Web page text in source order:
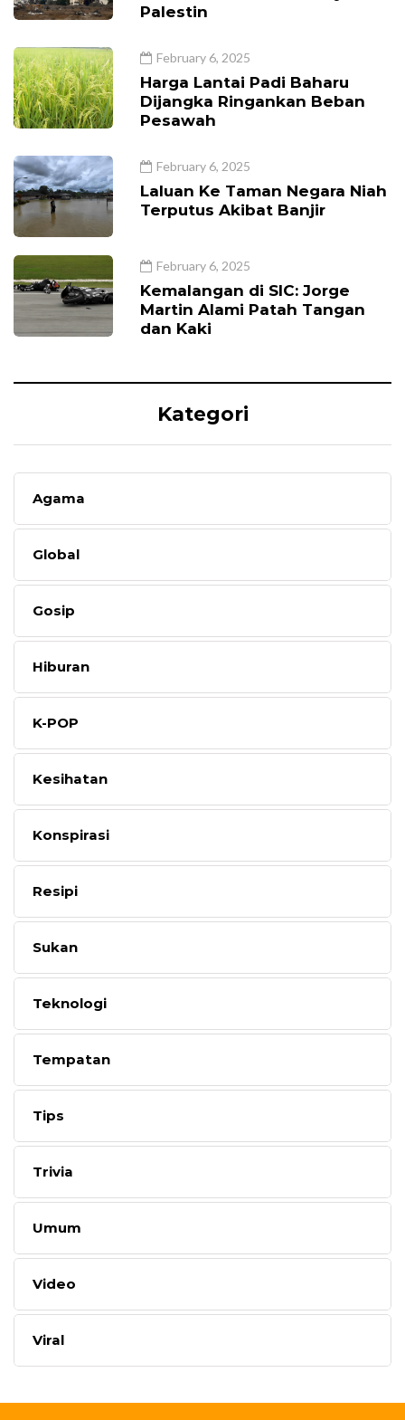
Palestin
February 6, 2025
Harga Lantai Padi Baharu
Dijangka Ringankan Beban
Pesawah
February 6, 2025
Laluan Ke Taman Negara Niah
Terputus Akibat Banjir
February 6, 2025
Kemalangan di SIC: Jorge
Martin Alami Patah Tangan
dan Kaki
Kategori
Agama
Global
Gosip
Hiburan
K-POP
Kesihatan
Konspirasi
Resipi
Sukan
Teknologi
Tempatan
Tips
Trivia
Umum
Video
Viral